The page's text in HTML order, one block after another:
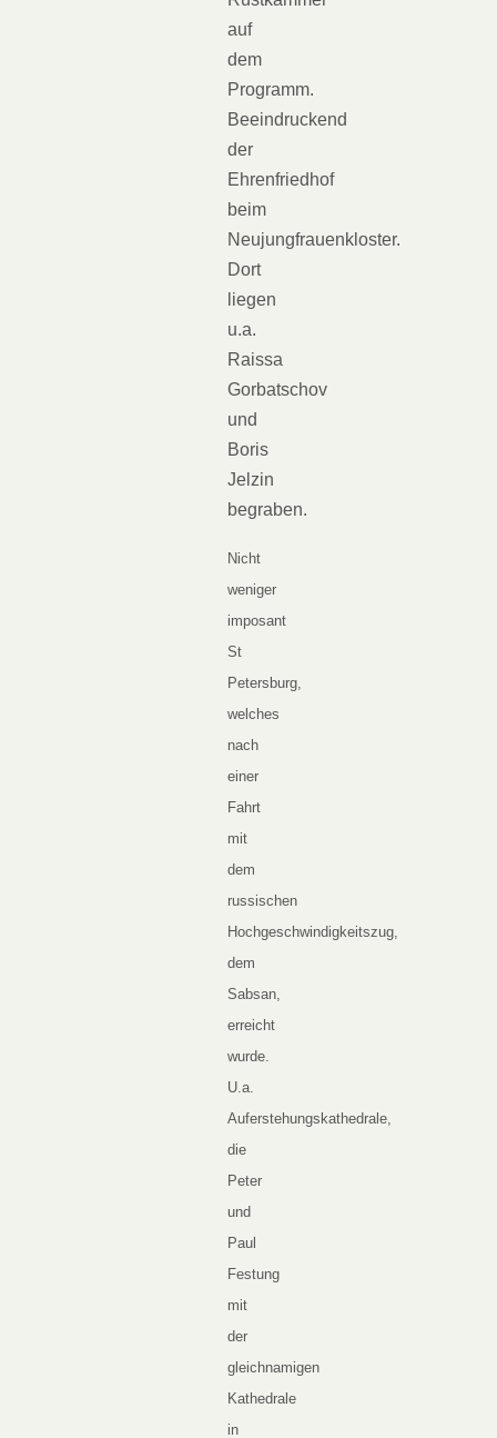
auf
dem
Programm.
Beeindruckend
der
Ehrenfriedhof
beim
Neujungfrauenkloster.
Dort
liegen
u.a.
Raissa
Gorbatschov
und
Boris
Jelzin
begraben.
Nicht
weniger
imposant
St
Petersburg,
welches
nach
einer
Fahrt
mit
dem
russischen
Hochgeschwindigkeitszug,
dem
Sabsan,
erreicht
wurde.
U.a.
Auferstehungskathedrale,
die
Peter
und
Paul
Festung
mit
der
gleichnamigen
Kathedrale
in